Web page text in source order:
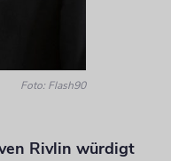
Foto: Flash90
Rivlin würdigt